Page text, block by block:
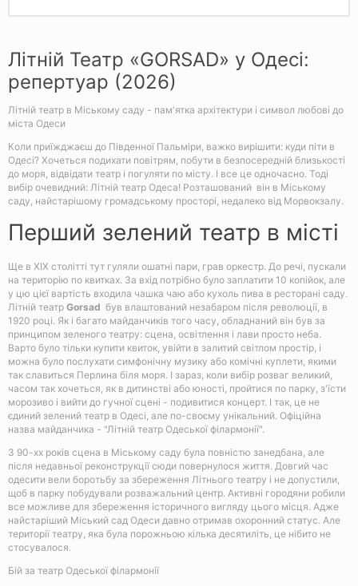
Літній Театр «GORSAD» у Одесі:
репертуар (2026)
Літній театр в Міському саду - пам'ятка архітектури і символ любові до
міста Одеси
Коли приїжджаєш до Південної Пальміри, важко вирішити: куди піти в
Одесі? Хочеться подихати повітрям, побути в безпосередній близькості
до моря, відвідати театр і погуляти по місту. І все це одночасно. Тоді
вибір очевидний: Літній театр Одеса! Розташований він в Міському
саду, найстарішому громадському просторі, недалеко від Морвокзалу.
Перший зелений театр в місті
Ще в XIX столітті тут гуляли ошатні пари, грав оркестр. До речі, пускали
на територію по квитках. За вхід потрібно було заплатити 10 копійок, але
у цю цієї вартість входила чашка чаю або кухоль пива в ресторані саду.
Літній театр Gorsad був влаштований незабаром після революції, в
1920 році. Як і багато майданчиків того часу, обладнаний він був за
принципом зеленого театру: сцена, освітлення і лави просто неба.
Варто було тільки купити квиток, увійти в залитий світлом простір, і
можна було послухати симфонічну музику або комічні куплети, якими
так славиться Перлина біля моря. І зараз, коли вибір розваг великий,
часом так хочеться, як в дитинстві або юності, пройтися по парку, з'їсти
морозиво і вийти до гучної сцені - подивитися концерт. І так, це не
єдиний зелений театр в Одесі, але по-своєму унікальний. Офіційна
назва майданчика - "Літній театр Одеської філармонії".
З 90-хх років сцена в Міському саду була повністю занедбана, але
після недавньої реконструкції сюди повернулося життя. Довгий час
одесити вели боротьбу за збереження Літнього театру і не допустили,
щоб в парку побудували розважальний центр. Активні городяни робили
все можливе для збереження історичного вигляду цього місця. Адже
найстаріший Міський сад Одеси давно отримав охоронний статус. Але
території театру, яка була порожньою кілька десятиліть, це нібито не
стосувалося.
Бій за театр Одеської філармонії